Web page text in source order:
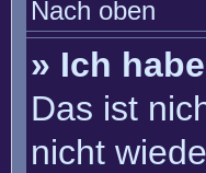
Nach oben
» Ich
Das ist
nicht